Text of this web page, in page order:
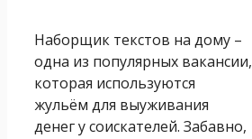
Наборщик текстов на дому –
одна из популярных вакансии,
которая используются
жульём для выуживания
денег у соискателей. Забавно,